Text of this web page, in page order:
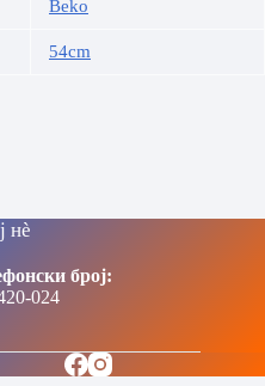
Beko
54cm
нè
број:
024